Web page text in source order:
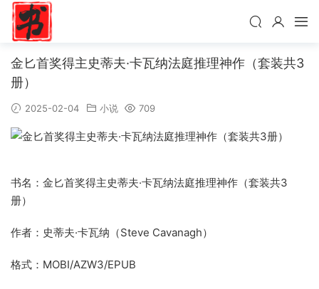
金匕首奖得主史蒂夫·卡瓦纳法庭推理神作（套装共3
册）
2025-02-04 小说 709
书名：金匕首奖得主史蒂夫·卡瓦纳法庭推理神作（套装共3
册）
作者：史蒂夫·卡瓦纳（Steve Cavanagh）
格式：MOBI/AZW3/EPUB